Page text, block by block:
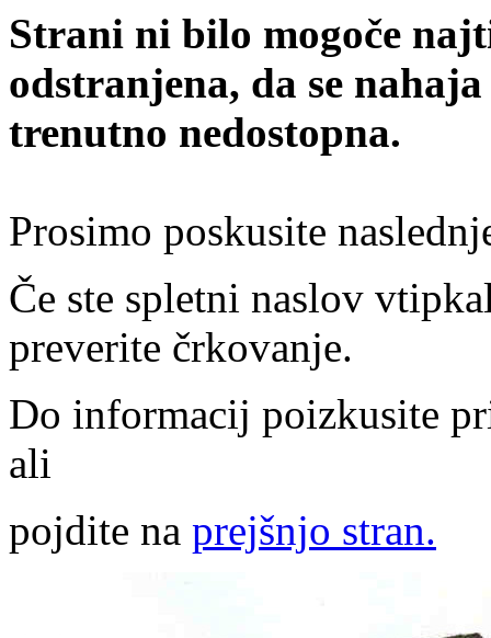
Strani ni bilo mogoče
odstranjena, da se
trenutno nedostopna.
Prosimo poskusite
Če ste spletni naslov
preverite črkovanje.
Do informacij poizkusite
ali
pojdite na prejšnjo stran.